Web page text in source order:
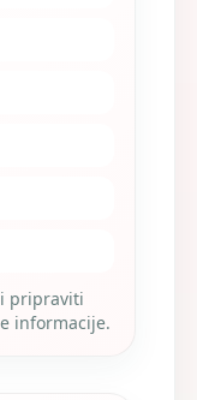
pripraviti
informacije.